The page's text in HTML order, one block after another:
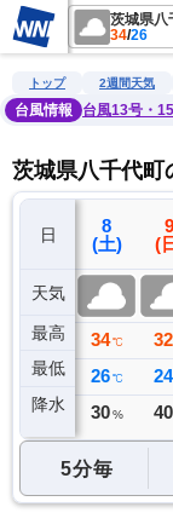
34/26
雨雲レーダー 台
トップ 2週間天気
台風情報
台風13号・
茨城県八千代町
日
天気
最高
最低
降水
7
(金)
34 ℃
25 ℃
0 ミリ
8
(土)
34 ℃
26 ℃
30 %
9
(
32
24
40
5分毎